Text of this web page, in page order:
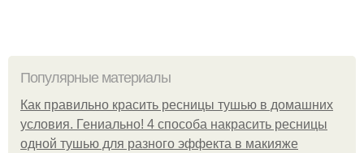
Популярные материалы
Как правильно красить ресницы тушью в домашних
условия. Гениально! 4 способа накрасить ресницы
одной тушью для разного эффекта в макияже